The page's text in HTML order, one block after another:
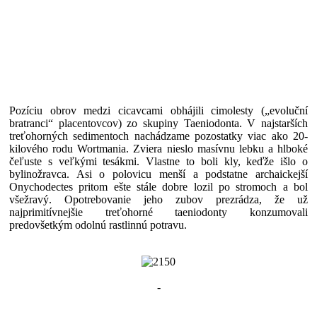
Pozíciu obrov medzi cicavcami obhájili cimolesty („evoluční
bratranci“ placentovcov) zo skupiny Taeniodonta. V najstarších
treťohorných sedimentoch nachádzame pozostatky viac ako 20-
kilového rodu Wortmania. Zviera nieslo masívnu lebku a hlboké
čeľuste s veľkými tesákmi. Vlastne to boli kly, keďže išlo o
bylinožravca. Asi o polovicu menší a podstatne archaickejší
Onychodectes pritom ešte stále dobre lozil po stromoch a bol
všežravý. Opotrebovanie jeho zubov prezrádza, že už
najprimitívnejšie treťohorné taeniodonty konzumovali
predovšetkým odolnú rastlinnú potravu.
-